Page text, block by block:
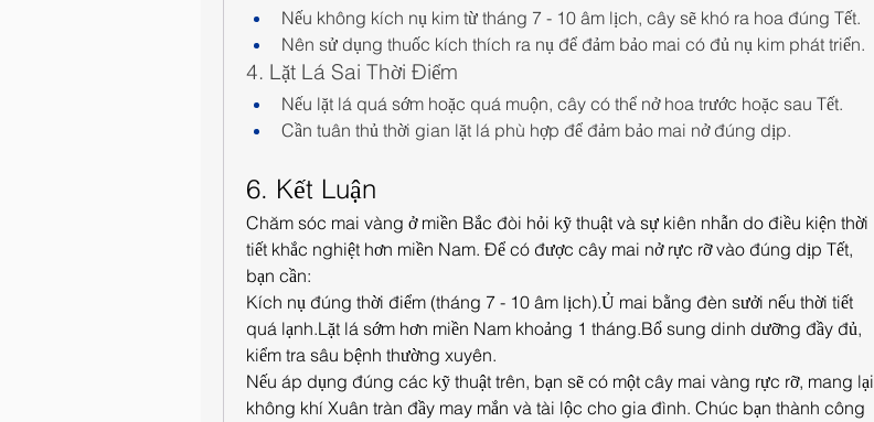
Nếu không kích nụ kim từ tháng 7 - 10 âm lịch, cây sẽ khó ra hoa đúng Tết.
Nên sử dụng thuốc kích thích ra nụ để đảm bảo mai có đủ nụ kim phát triển.
4. Lặt Lá Sai Thời Điểm
Nếu lặt lá quá sớm hoặc quá muộn, cây có thể nở hoa trước hoặc sau Tết.
Cần tuân thủ thời gian lặt lá phù hợp để đảm bảo mai nở đúng dịp.
6. Kết Luận
Chăm sóc mai vàng ở miền Bắc đòi hỏi kỹ thuật và sự kiên nhẫn do điều kiện thời
tiết khắc nghiệt hơn miền Nam. Để có được cây mai nở rực rỡ vào đúng dịp Tết,
bạn cần:
Kích nụ đúng thời điểm (tháng 7 - 10 âm lịch).Ủ mai bằng đèn sưởi nếu thời tiết
quá lạnh.Lặt lá sớm hơn miền Nam khoảng 1 tháng.Bổ sung dinh dưỡng đầy đủ,
kiểm tra sâu bệnh thường xuyên.
Nếu áp dụng đúng các kỹ thuật trên, bạn sẽ có một cây mai vàng rực rỡ, mang lại
không khí Xuân tràn đầy may mắn và tài lộc cho gia đình. Chúc bạn thành công